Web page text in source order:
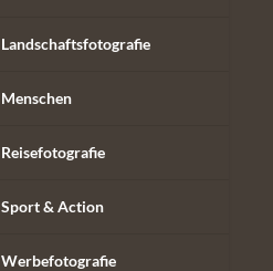
Landschaftsfotografie
Menschen
Reisefotografie
Sport & Action
Werbefotografie